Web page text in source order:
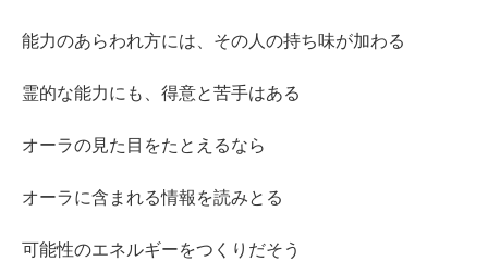
能力のあらわれ方には、その人の持ち味が加わる
霊的な能力にも、得意と苦手はある
オーラの見た目をたとえるなら
オーラに含まれる情報を読みとる
可能性のエネルギーをつくりだそう